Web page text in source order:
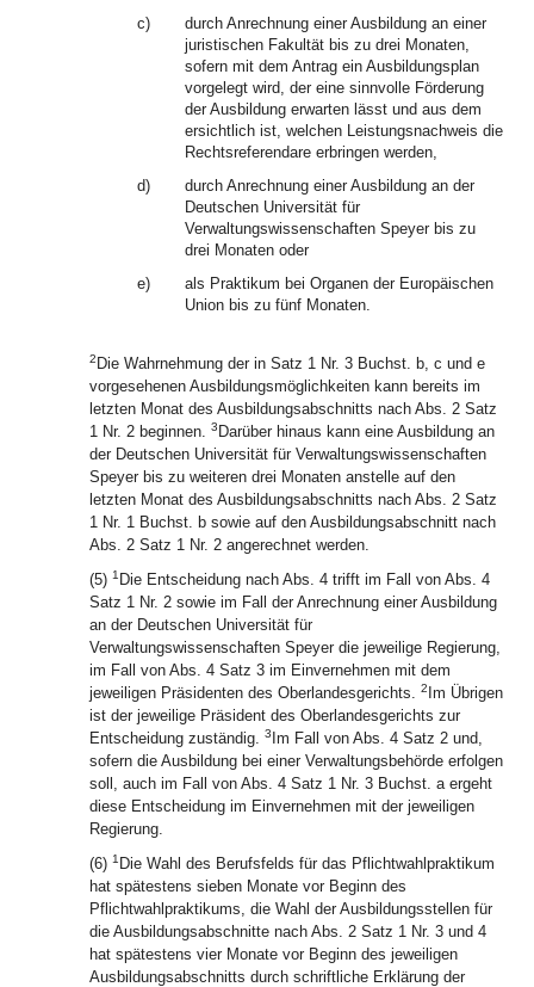
c)
durch Anrechnung einer Ausbildung an einer
juristischen Fakultät bis zu drei Monaten,
sofern mit dem Antrag ein Ausbildungsplan
vorgelegt wird, der eine sinnvolle Förderung
der Ausbildung erwarten lässt und aus dem
ersichtlich ist, welchen Leistungsnachweis die
Rechtsreferendare erbringen werden,
d)
durch Anrechnung einer Ausbildung an der
Deutschen Universität für
Verwaltungswissenschaften Speyer bis zu
drei Monaten oder
e)
als Praktikum bei Organen der Europäischen
Union bis zu fünf Monaten.
2 Die Wahrnehmung der in Satz 1 Nr. 3 Buchst. b, c und e
vorgesehenen Ausbildungsmöglichkeiten kann bereits im
letzten Monat des Ausbildungsabschnitts nach Abs. 2 Satz
1 Nr. 2 beginnen. 3 Darüber hinaus kann eine Ausbildung an
der Deutschen Universität für Verwaltungswissenschaften
Speyer bis zu weiteren drei Monaten anstelle auf den
letzten Monat des Ausbildungsabschnitts nach Abs. 2 Satz
1 Nr. 1 Buchst. b sowie auf den Ausbildungsabschnitt nach
Abs. 2 Satz 1 Nr. 2 angerechnet werden.
(5) 1 Die Entscheidung nach Abs. 4 trifft im Fall von Abs. 4
Satz 1 Nr. 2 sowie im Fall der Anrechnung einer Ausbildung
an der Deutschen Universität für
Verwaltungswissenschaften Speyer die jeweilige Regierung,
im Fall von Abs. 4 Satz 3 im Einvernehmen mit dem
jeweiligen Präsidenten des Oberlandesgerichts. 2 Im Übrigen
ist der jeweilige Präsident des Oberlandesgerichts zur
Entscheidung zuständig. 3 Im Fall von Abs. 4 Satz 2 und,
sofern die Ausbildung bei einer Verwaltungsbehörde erfolgen
soll, auch im Fall von Abs. 4 Satz 1 Nr. 3 Buchst. a ergeht
diese Entscheidung im Einvernehmen mit der jeweiligen
Regierung.
(6) 1 Die Wahl des Berufsfelds für das Pflichtwahlpraktikum
hat spätestens sieben Monate vor Beginn des
Pflichtwahlpraktikums, die Wahl der Ausbildungsstellen für
die Ausbildungsabschnitte nach Abs. 2 Satz 1 Nr. 3 und 4
hat spätestens vier Monate vor Beginn des jeweiligen
Ausbildungsabschnitts durch schriftliche Erklärung der